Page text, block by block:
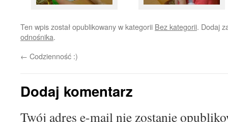
Ten wpis został opublikowany w kategorii Bez kategorii. Dodaj
odnośnika.
← Codzienność :)
Dodaj komentarz
Twój adres e-mail nie zostanie